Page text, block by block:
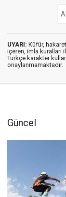
UYARI: Küfür,
içeren, imla kuralları
Türkçe karakter
onaylanmamaktadır.
Güncel